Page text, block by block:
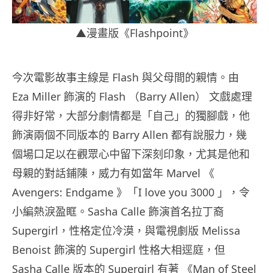
▲漫畫版《Flashpoint》
今次電影故事主線是 Flash 與父母間的親情。由
Eza Miller 飾演的 Flash （Barry Allen） 文戲處理
得非好常，大部分劇情都是「自己」的獨腳戲，他
飾演兩個不同版本的 Barry Allen 都有說服力，幾
個場口足以在觀眾心中留下深刻印象，尤其是他和
母親的對話鋪陳，威力有如當年 Marvel 《
Avengers: Endgame 》「I love you 3000 」，令
小編熱淚盈眶。Sasha Calle 飾演首名拉丁裔
Supergirl，性格定位冷漠，與電視劇版 Melissa
Benoist 飾演的 Supergirl 性格大相逕庭，但
Sasha Calle 版本的 Supergirl 有著 《Man of Steel